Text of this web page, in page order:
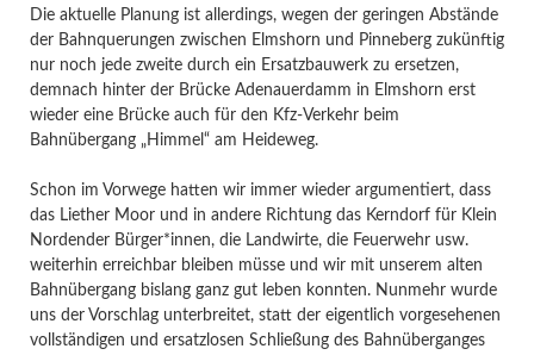
Die aktuelle Planung ist allerdings, wegen der geringen Abstände
der Bahnquerungen zwischen Elmshorn und Pinneberg zukünftig
nur noch jede zweite durch ein Ersatzbauwerk zu ersetzen,
demnach hinter der Brücke Adenauerdamm in Elmshorn erst
wieder eine Brücke auch für den Kfz-Verkehr beim
Bahnübergang „Himmel“ am Heideweg.
Schon im Vorwege hatten wir immer wieder argumentiert, dass
das Liether Moor und in andere Richtung das Kerndorf für Klein
Nordender Bürger*innen, die Landwirte, die Feuerwehr usw.
weiterhin erreichbar bleiben müsse und wir mit unserem alten
Bahnübergang bislang ganz gut leben konnten. Nunmehr wurde
uns der Vorschlag unterbreitet, statt der eigentlich vorgesehenen
vollständigen und ersatzlosen Schließung des Bahnüberganges